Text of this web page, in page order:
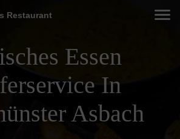
Restaurant
Essen
In
Asbach